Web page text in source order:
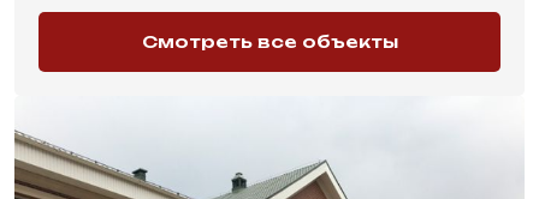
Смотреть все объекты